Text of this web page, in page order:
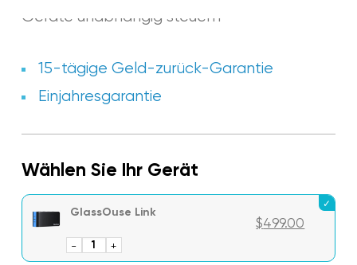
Geräte unabhängig steuern
15-tägige Geld-zurück-Garantie
Einjahresgarantie
Wählen Sie Ihr Gerät
GlassOuse Link
$499.00
-
GlassOuse
+